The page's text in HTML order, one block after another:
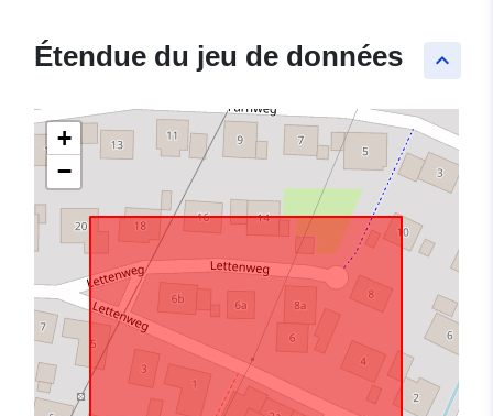
keyboard_arrow_up
Étendue du jeu de données
+
−